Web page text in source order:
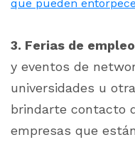
que pueden
3. Ferias de empleo
y eventos de
universidades u
brindarte contacto
empresas que